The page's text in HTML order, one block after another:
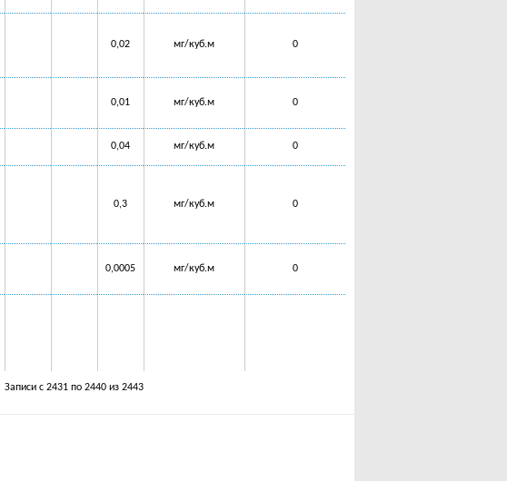
0,02 мг/куб.м 0
0,01 мг/куб.м 0
0,04 мг/куб.м 0
0,3 мг/куб.м 0
0,0005 мг/куб.м 0
Записи с 2431 по 2440 из 2443